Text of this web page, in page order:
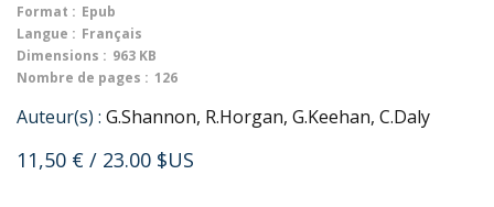
Format : Epub
Langue : Français
Dimensions : 963 KB
Nombre de pages : 126
Auteur(s) : G.Shannon, R.Horgan, G.Keehan, C.Daly
11,50 € / 23.00 $US